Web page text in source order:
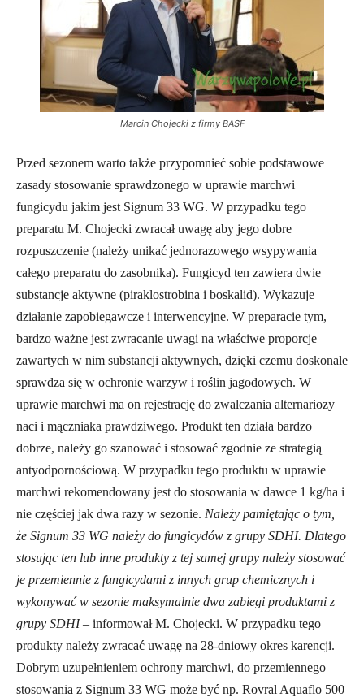
Marcin Chojecki z firmy BASF
Przed sezonem warto także przypomnieć sobie podstawowe
zasady stosowanie sprawdzonego w uprawie marchwi
fungicydu jakim jest Signum 33 WG. W przypadku tego
preparatu M. Chojecki zwracał uwagę aby jego dobre
rozpuszczenie (należy unikać jednorazowego wsypywania
całego preparatu do zasobnika). Fungicyd ten zawiera dwie
substancje aktywne (piraklostrobina i boskalid). Wykazuje
działanie zapobiegawcze i interwencyjne. W preparacie tym,
bardzo ważne jest zwracanie uwagi na właściwe proporcje
zawartych w nim substancji aktywnych, dzięki czemu doskonale
sprawdza się w ochronie warzyw i roślin jagodowych. W
uprawie marchwi ma on rejestrację do zwalczania alternariozy
naci i mączniaka prawdziwego. Produkt ten działa bardzo
dobrze, należy go szanować i stosować zgodnie ze strategią
antyodpornościową. W przypadku tego produktu w uprawie
marchwi rekomendowany jest do stosowania w dawce 1 kg/ha i
nie częściej jak dwa razy w sezonie. Należy pamiętając o tym,
że Signum 33 WG należy do fungicydów z grupy SDHI. Dlatego
stosując ten lub inne produkty z tej samej grupy należy stosować
je przemiennie z fungicydami z innych grup chemicznych i
wykonywać w sezonie maksymalnie dwa zabiegi produktami z
grupy SDHI– informował M. Chojecki. W przypadku tego
produkty należy zwracać uwagę na 28-dniowy okres karencji.
Dobrym uzupełnieniem ochrony marchwi, do przemiennego
stosowania z Signum 33 WG może być np. Rovral Aquaflo 500